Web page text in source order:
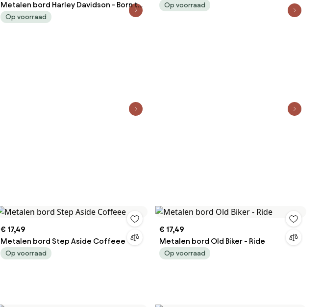
Metalen bord Harley Davidson - Born to
Ride
Op voorraad
Op voorraad
€ 17,49
Metalen bord Step Aside Coffeee
Op voorraad
€ 17,49
Metalen bord Old Biker - Ride
Op voorraad